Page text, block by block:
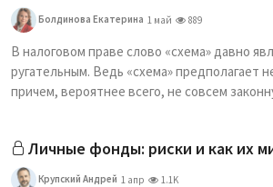
Болдинова Екатерина 1 май 889
В налоговом праве слово «схема» давно
ругательным. Ведь «схема» предполагает
причем, вероятнее всего, не совсем
Личные фонды: риски и как их
Крупский Андрей 1 апр 1.1K